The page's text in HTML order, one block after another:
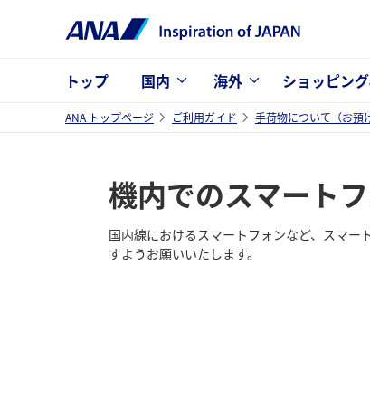
トップ 国内 海外 ショッピン
ANA トップページ ご利用ガイド 手荷物について（お預
機内でのスマート
国内線におけるスマートフォンなど、スマ
すようお願いいたします。